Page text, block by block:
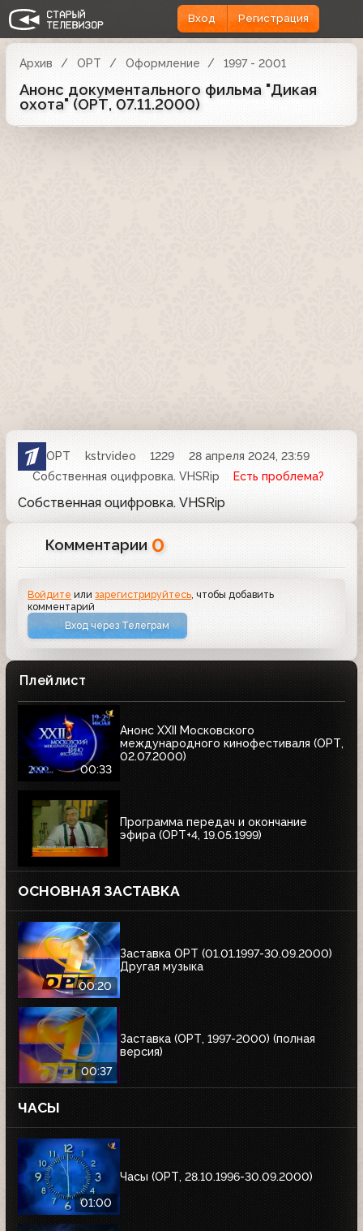
Вход Регистрация
Архив ОРТ Оформление 1997 - 2001
Анонс документального фильма "Дикая
охота" (ОРТ, 07.11.2000)
ОРТ kstrvideo 1229
28 апреля 2024, 23:59
Собственная оцифровка. VHSRip
Есть проблема?
Собственная оцифровка. VHSRip
Комментарии 0
Войдите илизарегистрируйтесь , чтобы добавить
комментарий
Вход через Телеграм
Плейлист
00:33
Анонс XXII Московского
международного кинофестиваля (ОРТ,
02.07.2000)
Программа передач и окончание
эфира (ОРТ+4, 19.05.1999)
ОСНОВНАЯ ЗАСТАВКА
00:20
Заставка ОРТ (01.01.1997-30.09.2000)
Другая музыка
00:37
Заставка (ОРТ, 1997-2000) (полная
версия)
ЧАСЫ
01:00
Часы (ОРТ, 28.10.1996-30.09.2000)